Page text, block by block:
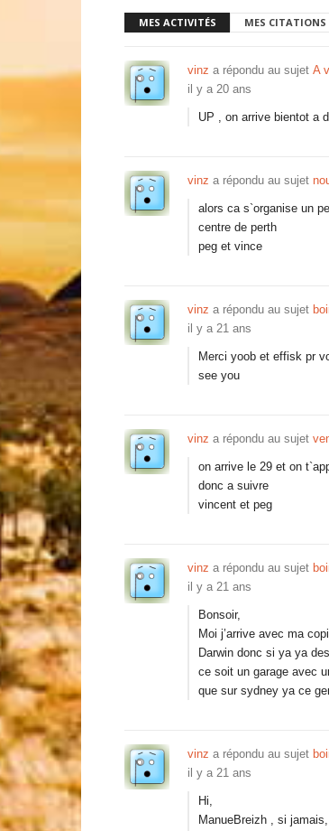
MES ACTIVITÉS MES CITATIONS
vinz a répondu au sujet A
il y a 20 ans
UP , on arrive bientot a
vinz a répondu au sujet
alors ca s`organise un
centre de perth
peg et vince
vinz a répondu au sujet
il y a 21 ans
Merci yoob et effisk pr
see you
vinz a répondu au sujet
on arrive le 29 et on
donc a suivre
vincent et peg
vinz a répondu au sujet
il y a 21 ans
Bonsoir,
Moi j’arrive avec ma
Darwin donc si ya ya
ce soit un garage avec
que sur sydney ya ce
vinz a répondu au sujet
il y a 21 ans
Hi,
ManueBreizh , si